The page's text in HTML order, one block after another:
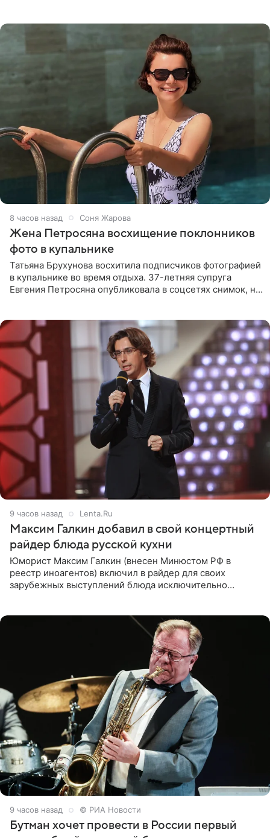
8 часов назад Соня Жарова
Жена Петросяна восхищение поклонников
фото в купальнике
Татьяна Брухунова восхитила подписчиков фотографией
в купальнике во время отдыха. 37-летняя супруга
Евгения Петросяна опубликовала в соцсетях снимок, на
9 часов назад Lenta.Ru
Максим Галкин добавил в свой концертный
райдер блюда русской кухни
Юморист Максим Галкин (внесен Минюстом РФ в
реестр иноагентов) включил в райдер для своих
зарубежных выступлений блюда исключительно
9 часов назад © РИА Новости
Бутман хочет провести в России первый